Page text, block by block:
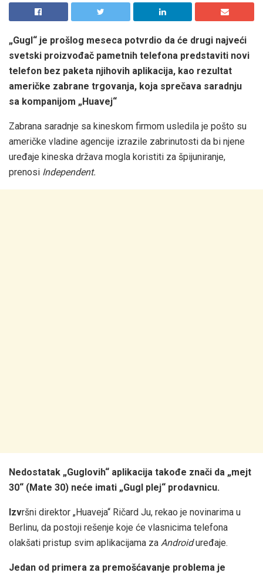
„Gugl“ je prošlog meseca potvrdio da će drugi najveći
svetski proizvođač pametnih telefona predstaviti novi
telefon bez paketa njihovih aplikacija, kao rezultat
američke zabrane trgovanja, koja sprečava saradnju
sa kompanijom „Huavej“
Zabrana saradnje sa kineskom firmom usledila je pošto su
američke vladine agencije izrazile zabrinutosti da bi njene
uređaje kineska država mogla koristiti za špijuniranje,
prenosi Independent.
Nedostatak „Guglovih“ aplikacija takođe znači da „mejt
30“ (Mate 30) neće imati „Gugl plej“ prodavnicu.
Izvršni direktor „Huaveja“ Ričard Ju, rekao je novinarima u
Berlinu, da postoji rešenje koje će vlasnicima telefona
olakšati pristup svim aplikacijama za Androiduređaje.
Jedan od primera za premošćavanje problema je